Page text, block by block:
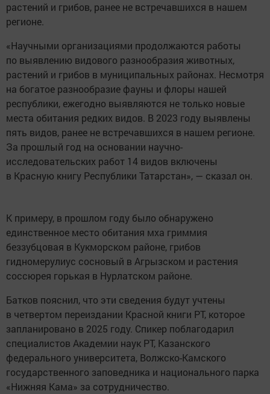
растений и грибов, ранее не встречавшихся в нашем
регионе.
«Научными организациями продолжаются работы
по выявлению видового разнообразия животных,
растений и грибов в муниципальных районах. Несмотря
на богатое разнообразие фауны и флоры нашей
республики, ежегодно выявляются не только новые
места обитания редких видов. В 2023 году выявлены
пять видов, ранее не встречавшихся в нашем регионе.
За прошлый год на основании научно-
исследовательских работ 14 видов включены
в Красную книгу Республики Татарстан», — сказал он.
К примеру, в прошлом году было обнаружено
единственное место обитания мха гриммия
беззубцовая в Кукморском районе, грибов
гидномерулиус сосновый в Агрызском и растения
соссюрея горькая в Нурлатском районе.
Батков пояснил, что эти сведения будут учтены
в четвертом переиздании Красной книги РТ, которое
запланировано в 2025 году. Спикер поблагодарил
специалистов Академии наук РТ, Казанского
федерального университета, Волжско-Камского
государственного заповедника и национального парка
«Нижняя Кама» за сотрудничество.